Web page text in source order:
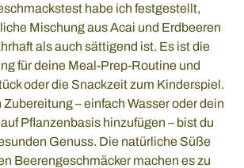
habe ich festgestellt,
Mischung aus Acai und Erdbeeren
als auch sättigend ist. Es ist die
für deine Meal-Prep-Routine und
oder die Snackzeit zum Kinderspiel.
– einfach Wasser oder dein
Pflanzenbasis hinzufügen – bist du
Genuss. Die natürliche Süße
Beerengeschmäcker machen es zu